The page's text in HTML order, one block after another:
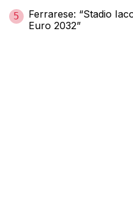
5
Ferrarese: “Stadio
Euro 2032”